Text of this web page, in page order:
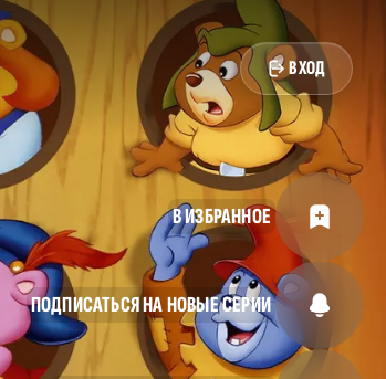
ВХОД
В ИЗБРАННОЕ
ПОДПИСАТЬСЯ НА НОВЫЕ СЕРИИ